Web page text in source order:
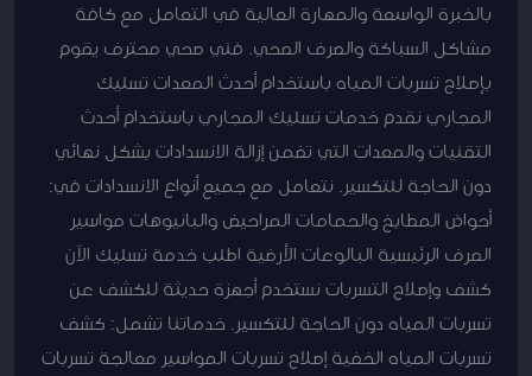
بالخبرة الواسعة والمهارة العالية في التعامل مع كافة
مشاكل السباكة والصرف الصحي. فني صحي محترف يقوم
بإصلاح تسربات المياه باستخدام أحدث المعدات تسليك
المجاري نقدم خدمات تسليك المجاري باستخدام أحدث
التقنيات والمعدات التي تضمن إزالة الانسدادات بشكل نهائي
دون الحاجة للتكسير. نتعامل مع جميع أنواع الانسدادات في:
أحواض المطابخ والحمامات المراحيض والبانيوهات مواسير
الصرف الرئيسية البالوعات الأرضية اطلب خدمة تسليك الآن
كشف وإصلاح التسربات نستخدم أجهزة حديثة للكشف عن
تسربات المياه دون الحاجة للتكسير. خدماتنا تشمل: كشف
تسربات المياه الخفية إصلاح تسربات المواسير معالجة تسربات